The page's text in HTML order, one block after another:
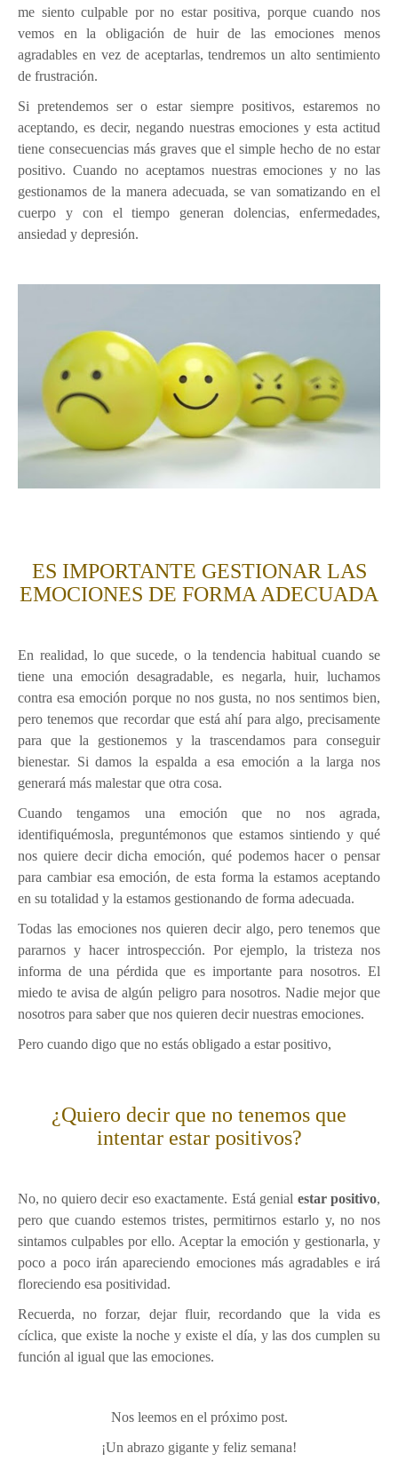
me siento culpable por no estar positiva, porque cuando nos
vemos en la obligación de huir de las emociones menos
agradables en vez de aceptarlas, tendremos un alto sentimiento
de frustración.
Si pretendemos ser o estar siempre positivos, estaremos no
aceptando, es decir, negando nuestras emociones y esta actitud
tiene consecuencias más graves que el simple hecho de no estar
positivo. Cuando no aceptamos nuestras emociones y no las
gestionamos de la manera adecuada, se van somatizando en el
cuerpo y con el tiempo generan dolencias, enfermedades,
ansiedad y depresión.
ES IMPORTANTE GESTIONAR LAS
EMOCIONES DE FORMA ADECUADA
En realidad, lo que sucede, o la tendencia habitual cuando se
tiene una emoción desagradable, es negarla, huir, luchamos
contra esa emoción porque no nos gusta, no nos sentimos bien,
pero tenemos que recordar que está ahí para algo, precisamente
para que la gestionemos y la trascendamos para conseguir
bienestar. Si damos la espalda a esa emoción a la larga nos
generará más malestar que otra cosa.
Cuando tengamos una emoción que no nos agrada,
identifiquémosla, preguntémonos que estamos sintiendo y qué
nos quiere decir dicha emoción, qué podemos hacer o pensar
para cambiar esa emoción, de esta forma la estamos aceptando
en su totalidad y la estamos gestionando de forma adecuada.
Todas las emociones nos quieren decir algo, pero tenemos que
pararnos y hacer introspección. Por ejemplo, la tristeza nos
informa de una pérdida que es importante para nosotros. El
miedo te avisa de algún peligro para nosotros. Nadie mejor que
nosotros para saber que nos quieren decir nuestras emociones.
Pero cuando digo que no estás obligado a estar positivo,
¿Quiero decir que no tenemos que
intentar estar positivos?
No, no quiero decir eso exactamente. Está genial estar positivo,
pero que cuando estemos tristes, permitirnos estarlo y, no nos
sintamos culpables por ello. Aceptar la emoción y gestionarla, y
poco a poco irán apareciendo emociones más agradables e irá
floreciendo esa positividad.
Recuerda, no forzar, dejar fluir, recordando que la vida es
cíclica, que existe la noche y existe el día, y las dos cumplen su
función al igual que las emociones.
Nos leemos en el próximo post.
¡Un abrazo gigante y feliz semana!